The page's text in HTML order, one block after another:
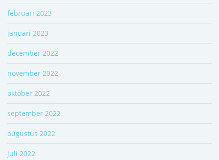
februari 2023
januari 2023
december 2022
november 2022
oktober 2022
september 2022
augustus 2022
juli 2022